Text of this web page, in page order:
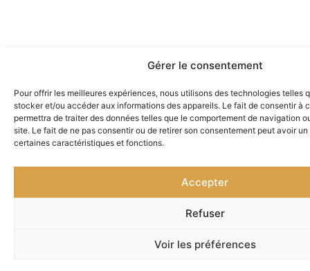
Gérer le consentement
Pour offrir les meilleures expériences, nous utilisons des technologies telles
stocker et/ou accéder aux informations des appareils. Le fait de consentir à
permettra de traiter des données telles que le comportement de navigation
site. Le fait de ne pas consentir ou de retirer son consentement peut avoir
certaines caractéristiques et fonctions.
Accepter
Refuser
Voir les préférences